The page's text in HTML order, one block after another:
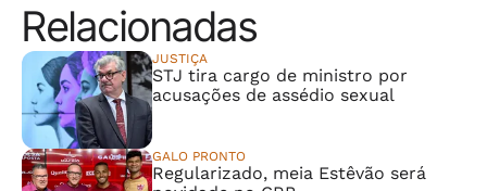
Relacionadas
JUSTIÇA
STJ tira cargo de ministro por
acusações de assédio sexual
GALO PRONTO
Regularizado, meia Estêvão será